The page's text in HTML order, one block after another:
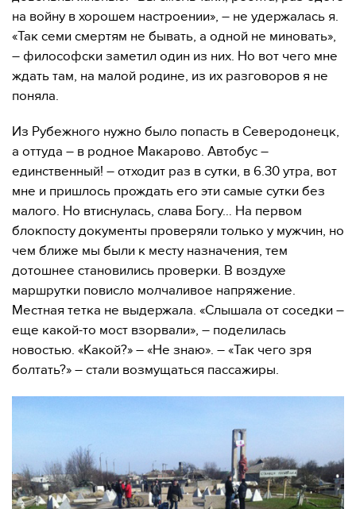
на войну в хорошем настроении», – не удержалась я.
«Так семи смертям не бывать, а одной не миновать»,
– философски заметил один из них. Но вот чего мне
ждать там, на малой родине, из их разговоров я не
поняла.
Из Рубежного нужно было попасть в Северодонецк,
а оттуда – в родное Макарово. Автобус –
единственный! – отходит раз в сутки, в 6.30 утра, вот
мне и пришлось прождать его эти самые сутки без
малого. Но втиснулась, слава Богу… На первом
блокпосту документы проверяли только у мужчин, но
чем ближе мы были к месту назначения, тем
дотошнее становились проверки. В воздухе
маршрутки повисло молчаливое напряжение.
Местная тетка не выдержала. «Слышала от соседки –
еще какой-то мост взорвали», – поделилась
новостью. «Какой?» – «Не знаю». – «Так чего зря
болтать?» – стали возмущаться пассажиры.